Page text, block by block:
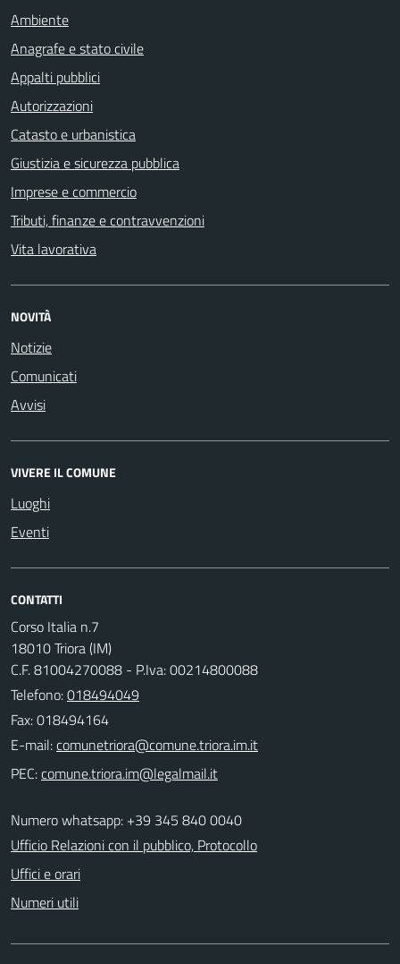
Ambiente
Anagrafe e stato civile
Appalti pubblici
Autorizzazioni
Catasto e urbanistica
Giustizia e sicurezza pubblica
Imprese e commercio
Tributi, finanze e contravvenzioni
Vita lavorativa
NOVITÀ
Notizie
Comunicati
Avvisi
VIVERE IL COMUNE
Luoghi
Eventi
CONTATTI
Corso Italia n.7
18010 Triora (IM)
C.F. 81004270088 - P.Iva: 00214800088
Telefono:018494049
Fax: 018494164
E-mail:
PEC:
Numero whatsapp: +39 345 840 0040
Ufficio Relazioni con il pubblico, Protocollo
Uffici e orari
Numeri utili